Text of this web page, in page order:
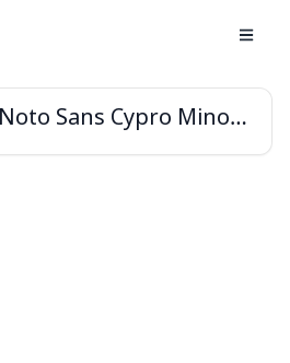
Noto Sans Cypro Minoan